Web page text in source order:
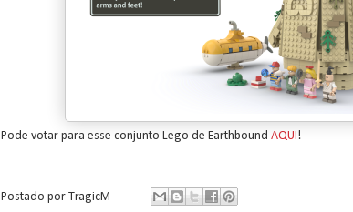
Pode votar para esse conjunto Lego de Earthbound AQUI!
Postado por TragicM